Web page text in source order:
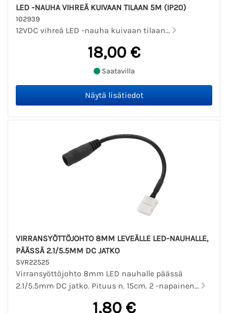
LED -NAUHA VIHREÄ KUIVAAN TILAAN 5M (IP20)
102939
12VDC vihreä LED -nauha kuivaan tilaan...
18,00 €
Saatavilla
VIRRANSYÖTTÖJOHTO 8MM LEVEÄLLE LED-NAUHALLE,
PÄÄSSÄ 2.1/5.5MM DC JATKO
SVR22525
Virransyöttöjohto 8mm LED nauhalle päässä
2.1/5.5mm DC jatko. Pituus n. 15cm. 2 -napainen...
1,80 €